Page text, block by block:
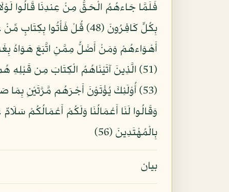
فَلَمَّا جَاءهُمُ الْحَقُّ مِنْ عِندِنَا قَالُوا
بِالْمُهْتَدِينَ (56)
بيان